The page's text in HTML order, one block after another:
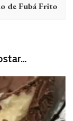
de Fubá Frito